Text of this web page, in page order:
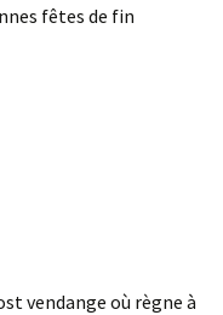
fêtes de fin
vendange où règne à